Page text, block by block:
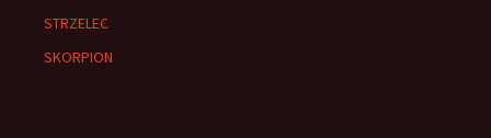
STRZELEC
SKORPION